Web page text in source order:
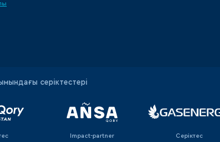
серіктестері
Impact-partner Серіктес